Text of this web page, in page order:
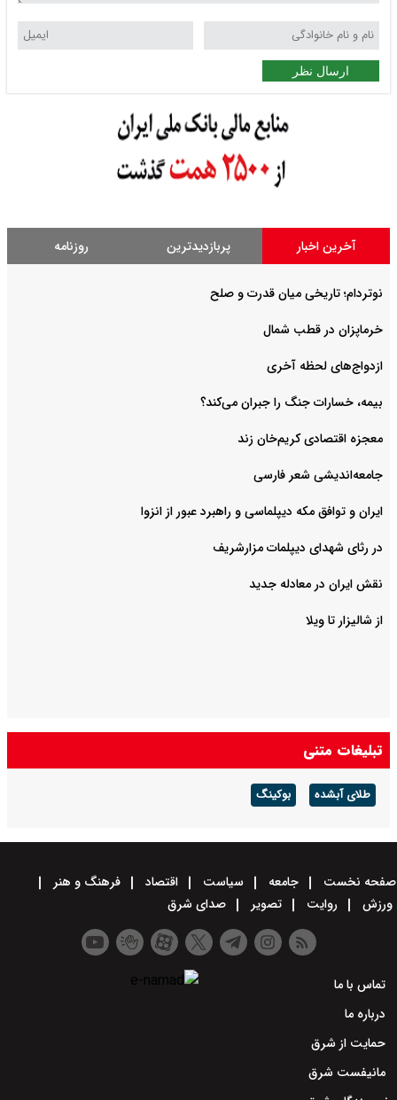
ارسال نظر
آخرین اخبار پربازدیدترین روزنامه
نوتردام؛ تاریخی میان قدرت و صلح‌
خرماپزان در قطب شمال
ازدواج‌های لحظه آخری
بیمه، خسارات جنگ را جبران می‌کند؟
معجزه اقتصادی کریم‌خان زند
جامعه‌اندیشی شعر فارسی
ایران و توافق مکه دیپلماسی و راهبرد عبور از انزوا
در رثای شهدای دیپلمات مزارشریف
نقش ایران در معادله جدید
از شالیزار تا ویلا
تبلیغات متنی
طلای آبشده بوکینگ
صفحه نخست جامعه سیاست اقتصاد
فرهنگ و هنر
ورزش
روایت تصویر صدای شرق
تماس با ما
درباره ما
حمایت از شرق
مانیفست شرق